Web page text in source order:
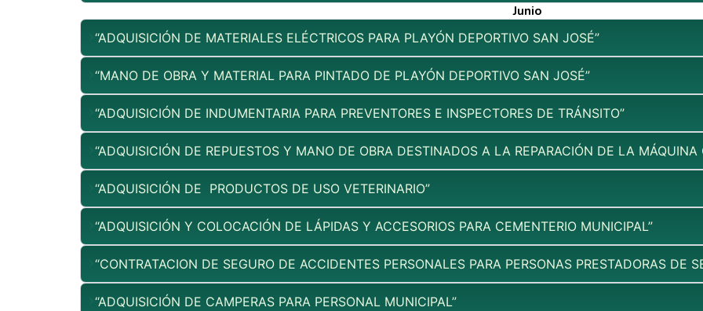
Junio
“ADQUISICIÓN DE MATERIALES ELÉCTRICOS PARA PLAYÓN DEPORTIVO SAN JOSÉ”
“MANO DE OBRA Y MATERIAL PARA PINTADO DE PLAYÓN DEPORTIVO SAN JOSÉ”
“ADQUISICIÓN DE INDUMENTARIA PARA PREVENTORES E INSPECTORES DE TRÁNSITO”
“ADQUISICIÓN DE REPUESTOS Y MANO DE OBRA DESTINADOS A LA REPARACIÓN DE LA
“ADQUISICIÓN DE PRODUCTOS DE USO VETERINARIO”
“ADQUISICIÓN Y COLOCACIÓN DE LÁPIDAS Y ACCESORIOS PARA CEMENTERIO MUNICIPAL”
“CONTRATACION DE SEGURO DE ACCIDENTES PERSONALES PARA PERSONAS PRESTADORAS DE
“ADQUISICIÓN DE CAMPERAS PARA PERSONAL MUNICIPAL”